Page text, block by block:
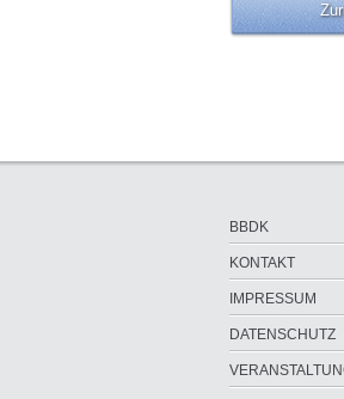
Navigation
überspringen
BBDK
KONTAKT
IMPRESSUM
DATENSCHUTZ